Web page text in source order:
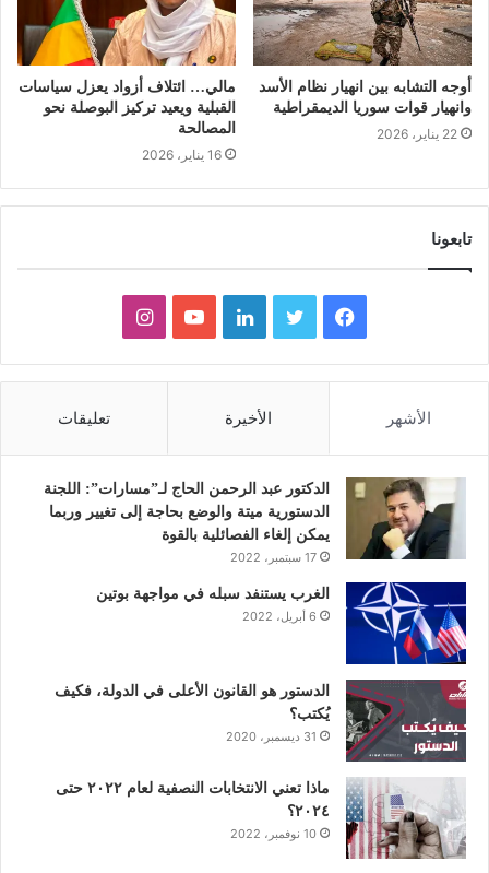
أوجه التشابه بين انهيار نظام الأسد
وانهيار قوات سوريا الديمقراطية
22 يناير، 2026
مالي… ائتلاف أزواد يعزل سياسات
القبلية ويعيد تركيز البوصلة نحو
المصالحة
16 يناير، 2026
تابعونا
ي
و
ك
و
ر
ي
د
إ
و
و
ب
ن
ق
الأشهر الأخيرة تعليقات
الدكتور عبد الرحمن الحاج لـ”مسارات”: اللجنة
الدستورية ميتة والوضع بحاجة إلى تغيير وربما
يمكن إلغاء الفصائلية بالقوة
17 سبتمبر، 2022
الغرب يستنفد سبله في مواجهة بوتين
6 أبريل، 2022
الدستور هو القانون الأعلى في الدولة، فكيف
يُكتب؟
31 ديسمبر، 2020
ماذا تعني الانتخابات النصفية لعام ٢٠٢٢ حتى
٢٠٢٤؟
10 نوفمبر، 2022